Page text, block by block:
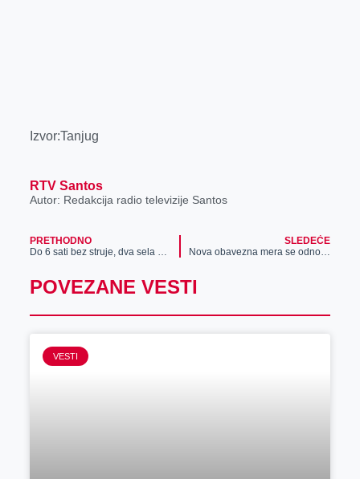
Izvor:Tanjug
RTV Santos
Autor: Redakcija radio televizije Santos
PRETHODNO
Do 6 sati bez struje, dva sela kompletno ostaju bez struje
SLEDEĆE
Nova obavezna mera se odnosi i na decu
POVEZANE VESTI
VESTI